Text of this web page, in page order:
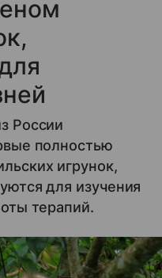
России
полностью
игрунок,
для изучения
терапий.